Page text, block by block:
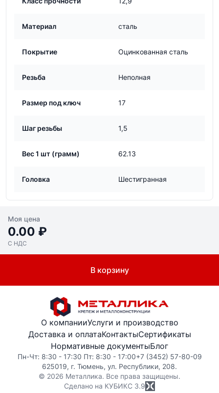
Материал сталь
Покрытие Оцинкованная сталь
Резьба Неполная
Размер под ключ 17
Шаг резьбы 1,5
Вес 1 шт (грамм) 62.13
Головка Шестигранная
Моя цена
0.00 ₽
С НДС
В корзину
О компанииУслуги и производство
Доставка и оплатаКонтактыСертификаты
Нормативные документыБлог
Пн-Чт: 8:30 - 17:30 Пт: 8:30 - 17:00+7 (3452) 57-80-09
625019, г. Тюмень, ул. Республики, 208.
© 2026 Металлика. Все права защищены.
Сделано на КУБИКС 3.9